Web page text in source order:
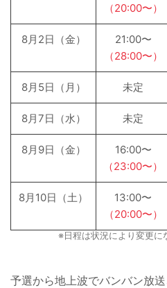
（20:00〜）
8月2日（金）
21:00〜
（28:00〜）
8月5日（月） 未定
8月7日（水） 未定
8月9日（金）
16:00〜
（23:00〜）
8月10日（土）
13:00〜
（20:00〜）
※日程は状況により変更に
予選から地上波でバンバン放